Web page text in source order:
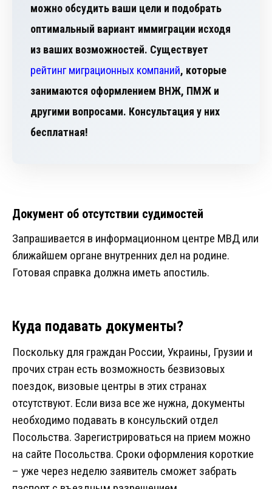
можно обсудить ваши цели и подобрать
оптимальный вариант иммиграции исходя
из ваших возможностей. Существует
рейтинг миграционных компаний, которые
занимаются оформлением ВНЖ, ПМЖ и
другими вопросами. Консультация у них
бесплатная!
Документ об отсутствии судимостей
Запрашивается в информационном центре МВД или
ближайшем органе внутренних дел на родине.
Готовая справка должна иметь апостиль.
Куда подавать документы?
Поскольку для граждан России, Украины, Грузии и
прочих стран есть возможность безвизовых
поездок, визовые центры в этих странах
отсутствуют. Если виза все же нужна, документы
необходимо подавать в консульский отдел
Посольства. Зарегистрироваться на прием можно
на сайте Посольства. Сроки оформления короткие
– уже через неделю заявитель сможет забрать